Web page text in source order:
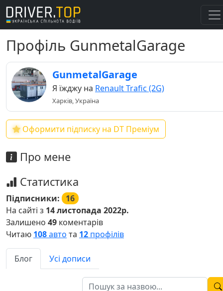
Профіль GunmetalGarage
GunmetalGarage
Я їжджу на Renault Trafic (2G)
Харків, Україна
Оформити підписку на DT Преміум
Про мене
Статистика
Підписники:
16
На сайті з 14 листопада 2022р.
Залишено 49 коментарів
Читаю 108авто та 12 профілів
Блог Усі дописи